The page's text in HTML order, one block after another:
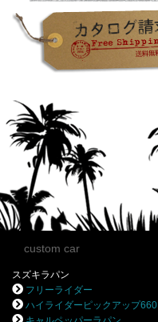
custom car
スズキラパン
フリーライダー
ハイライダーピックアップ660